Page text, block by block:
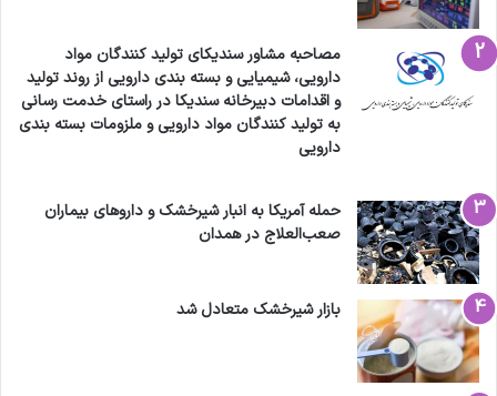
مصاحبه مشاور سندیکای تولید کنندگان مواد
دارویی، شیمیایی و بسته بندی دارویی از روند تولید
و اقدامات دبیرخانه سندیکا در راستای خدمت رسانی
به تولید کنندگان مواد دارویی و ملزومات بسته بندی
دارویی
حمله آمریکا به انبار شیرخشک و داروهای بیماران
صعب‌العلاج در همدان
بازار شیرخشک متعادل شد